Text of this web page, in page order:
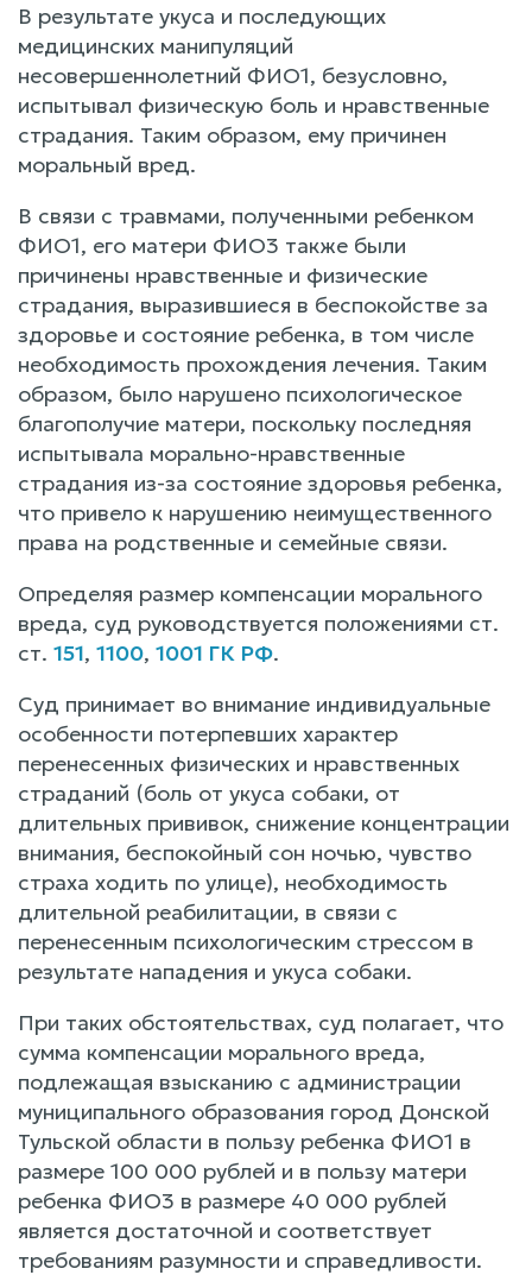
В результате укуса и последующих
медицинских манипуляций
несовершеннолетний ФИО1, безусловно,
испытывал физическую боль и нравственные
страдания. Таким образом, ему причинен
моральный вред.
В связи с травмами, полученными ребенком
ФИО1, его матери ФИО3 также были
причинены нравственные и физические
страдания, выразившиеся в беспокойстве за
здоровье и состояние ребенка, в том числе
необходимость прохождения лечения. Таким
образом, было нарушено психологическое
благополучие матери, поскольку последняя
испытывала морально-нравственные
страдания из-за состояние здоровья ребенка,
что привело к нарушению неимущественного
права на родственные и семейные связи.
Определяя размер компенсации морального
вреда, суд руководствуется положениями ст.
ст. 151, 1100, 1001 ГК РФ.
Суд принимает во внимание индивидуальные
особенности потерпевших характер
перенесенных физических и нравственных
страданий (боль от укуса собаки, от
длительных прививок, снижение концентрации
внимания, беспокойный сон ночью, чувство
страха ходить по улице), необходимость
длительной реабилитации, в связи с
перенесенным психологическим стрессом в
результате нападения и укуса собаки.
При таких обстоятельствах, суд полагает, что
сумма компенсации морального вреда,
подлежащая взысканию с администрации
муниципального образования город Донской
Тульской области в пользу ребенка ФИО1 в
размере 100 000 рублей и в пользу матери
ребенка ФИО3 в размере 40 000 рублей
является достаточной и соответствует
требованиям разумности и справедливости.